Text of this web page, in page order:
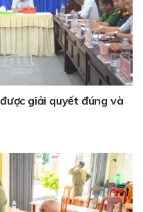
giải quyết đúng và